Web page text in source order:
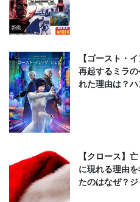
【ゴースト・
再起するミラ
れた理由は？
【クロース】
に現れる理由
たのはなぜ？